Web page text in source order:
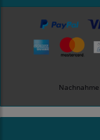
Nachnahme